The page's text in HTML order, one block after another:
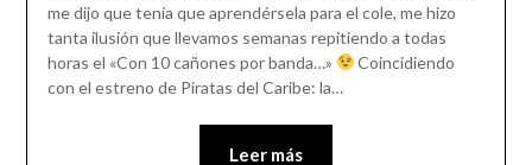
me dijo que tenía que aprendérsela para el cole, me hizo
tanta ilusión que llevamos semanas repitiendo a todas
horas el «Con 10 cañones por banda…»
Coincidiendo
con el estreno de Piratas del Caribe: la…
Leer más